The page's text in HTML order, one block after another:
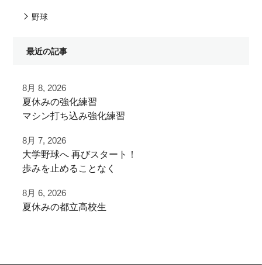
野球
最近の記事
8月 8, 2026
夏休みの強化練習
マシン打ち込み強化練習
チーム練習が終わったあとに
追加で特訓！
ありがとうございました！
8月 7, 2026
⁡大学野球へ⁡ 再びスタート！⁡
⁡⁡歩みを止めることなく⁡
⁡頑張って
8月 6, 2026
夏休みの都立高校生